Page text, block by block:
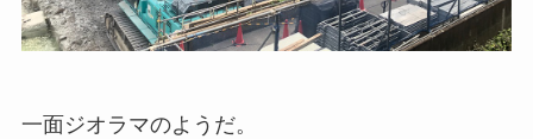
一面ジオラマのようだ。